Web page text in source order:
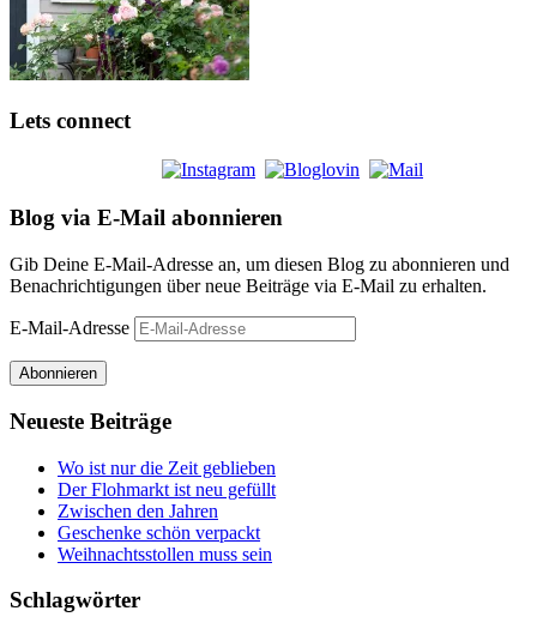
Lets connect
Blog via E-Mail abonnieren
Gib Deine E-Mail-Adresse an, um diesen Blog zu abonnieren und
Benachrichtigungen über neue Beiträge via E-Mail zu erhalten.
E-Mail-Adresse
Abonnieren
Neueste Beiträge
Wo ist nur die Zeit geblieben
Der Flohmarkt ist neu gefüllt
Zwischen den Jahren
Geschenke schön verpackt
Weihnachtsstollen muss sein
Schlagwörter